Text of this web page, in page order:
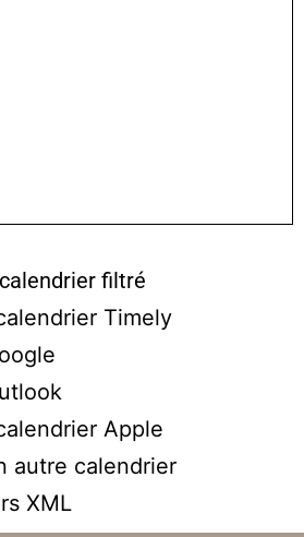
filtré
Timely
Apple
autre calendrier
XML